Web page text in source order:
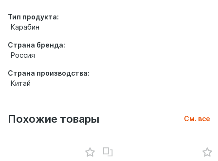
Тип продукта:
Карабин
Страна бренда:
Россия
Страна производства:
Китай
Похожие товары См. все